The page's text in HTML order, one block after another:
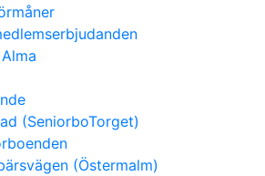
(SeniorboTorget)
(Östermalm)